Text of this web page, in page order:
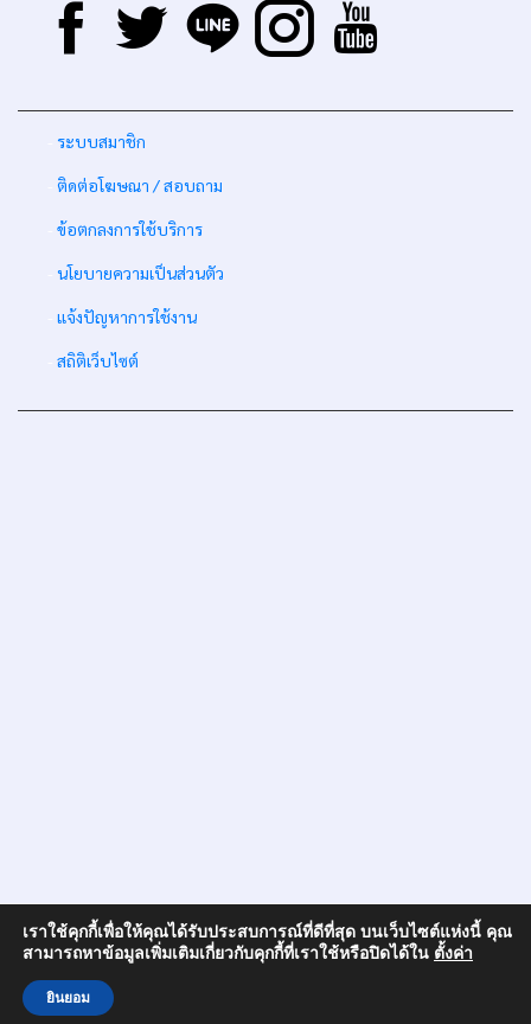
เราใช้คุกกี้เพื่อให้คุณได้รับประสบการณ์ที่ดีที่สุด บนเว็บไซต์แห่งนี้ คุณ
สามารถหาข้อมูลเพิ่มเติมเกี่ยวกับคุกกี้ที่เราใช้หรือปิดได้ใน ตั้งค่า
ยินยอม
ระบบสมาชิก
ติดต่อโฆษณา / สอบถาม
ข้อตกลงการใช้บริการ
นโยบายความเป็นส่วนตัว
แจ้งปัญหาการใช้งาน
สถิติเว็บไซต์